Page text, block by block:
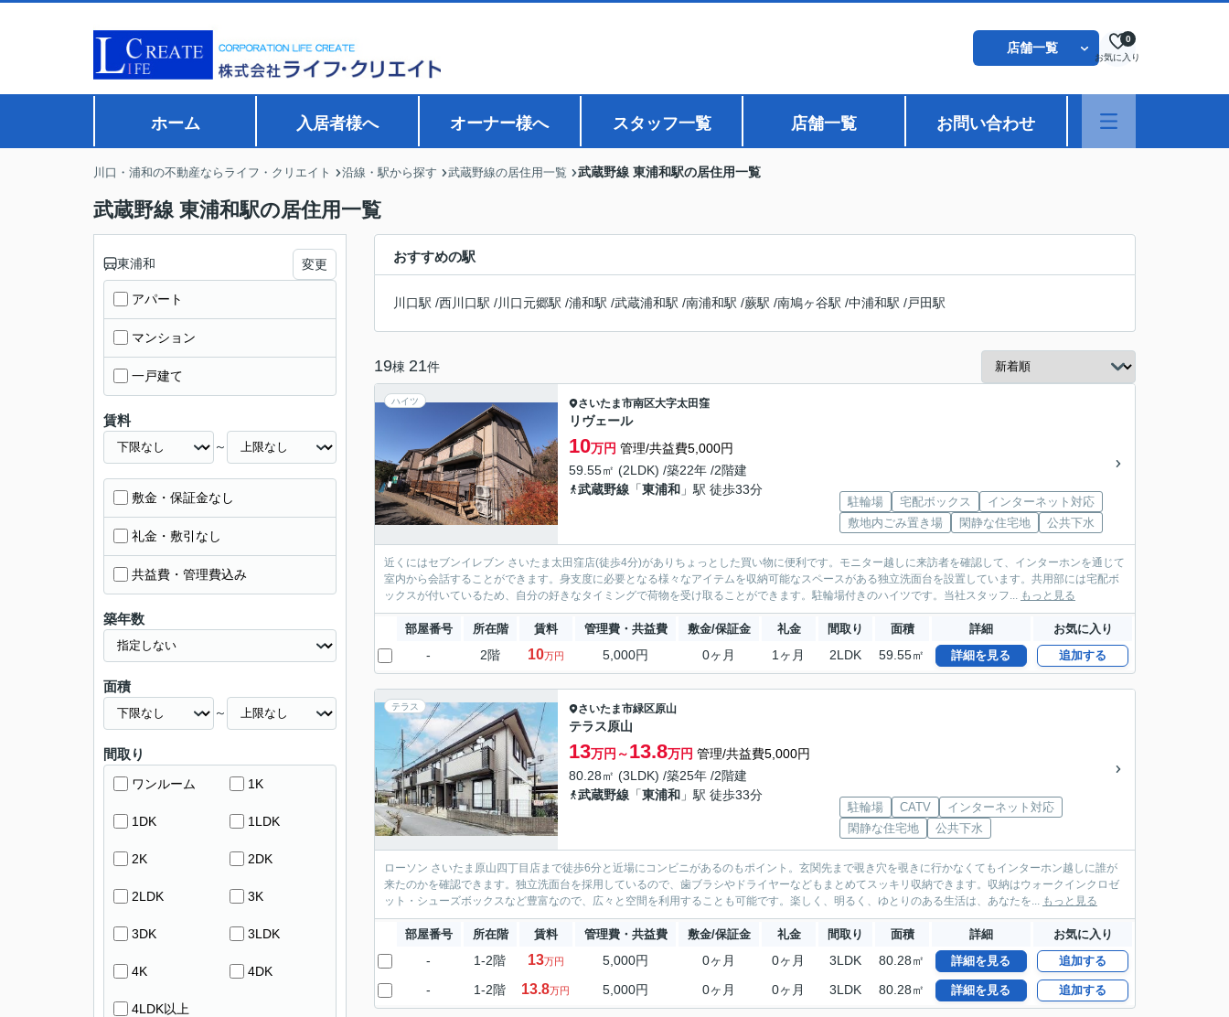
店舗一覧
お気に入り
0
ホーム 入居者様へ オーナー様へ スタッフ一覧 店舗一覧 お問い合わせ
川口・浦和の不動産ならライフ・クリエイト 沿線・駅から探す 武蔵野線の居住用一覧 武蔵野線 東浦和駅の居住用一覧
武蔵野線 東浦和駅の居住用一覧
おすすめの駅
川口駅 /西川口駅 /川口元郷駅 /浦和駅 /武蔵浦和駅 /南浦和駅 /蕨駅 /南鳩ヶ谷駅 /中浦和駅 /戸田駅
19棟 21件
ハイツ さいたま市南区大字太田窪
リヴェール
10万円 管理/共益費5,000円
59.55㎡ (2LDK) /築22年 /2階建
武蔵野線 「東浦和 」駅 徒歩33分
駐輪場 宅配ボックス
インターネット対応
敷地内ごみ置き場
閑静な住宅地 公共下水
近くにはセブンイレブン さいたま太田窪店(徒歩4分)がありちょっとした買い物に便利です。モニター越しに来訪者を確認して、インターホンを通じて
室内から会話することができます。身支度に必要となる様々なアイテムを収納可能なスペースがある独立洗面台を設置しています。共用部には宅配ボ
ックスが付いているため、自分の好きなタイミングで荷物を受け取ることができます。駐輪場付きのハイツです。当社スタッフ...
もっと見る
部屋番号 所在階 賃料 管理費・共益費 敷金/保証金 礼金 間取り 面積 詳細 お気に入り
- 2階 10万円 5,000円 0ヶ月 1ヶ月 2LDK 59.55㎡ 詳細を見る 追加する
テラス さいたま市緑区原山
テラス原山
13万円～13.8万円 管理/共益費5,000円
80.28㎡ (3LDK) /築25年 /2階建
武蔵野線 「東浦和 」駅 徒歩33分
駐輪場 CATV
インターネット対応
閑静な住宅地
公共下水
ローソン さいたま原山四丁目店まで徒歩6分と近場にコンビニがあるのもポイント。玄関先まで覗き穴を覗きに行かなくてもインターホン越しに誰が
来たのかを確認できます。独立洗面台を採用しているので、歯ブラシやドライヤーなどもまとめてスッキリ収納できます。収納はウォークインクロゼ
ット・シューズボックスなど豊富なので、広々と空間を利用することも可能です。楽しく、明るく、ゆとりのある生活は、あなたを...
もっと見る
部屋番号 所在階 賃料 管理費・共益費 敷金/保証金 礼金 間取り 面積 詳細 お気に入り
- 1-2階 13万円 5,000円 0ヶ月 0ヶ月 3LDK 80.28㎡ 詳細を見る 追加する
- 1-2階 13.8万円 5,000円 0ヶ月 0ヶ月 3LDK 80.28㎡ 詳細を見る 追加する
東浦和 変更
アパート
マンション
一戸建て
賃料
～
敷金・保証金なし
礼金・敷引なし
共益費・管理費込み
築年数
面積
～
間取り
ワンルーム 1K
1DK 1LDK
2K 2DK
2LDK 3K
3DK 3LDK
4K 4DK
4LDK以上